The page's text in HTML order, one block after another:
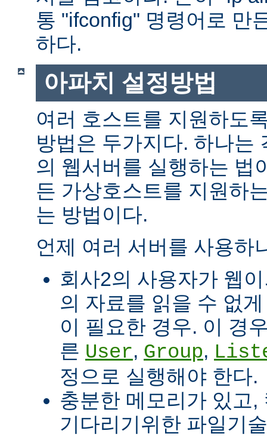
통 "ifconfig" 명령어로 만
하다.
아파치 설정방법
여러 호스트를 지원하도
방법은 두가지다. 하나는
의 웹서버를 실행하는 법
든 가상호스트를 지원하
는 방법이다.
언제 여러 서버를 사용하
회사2의 사용자가 웹
의 자료를 읽을 수 없
이 필요한 경우. 이 경
른 User, Group,
정으로 실행해야 한다.
충분한 메모리가 있고,
기다리기위한 파일기